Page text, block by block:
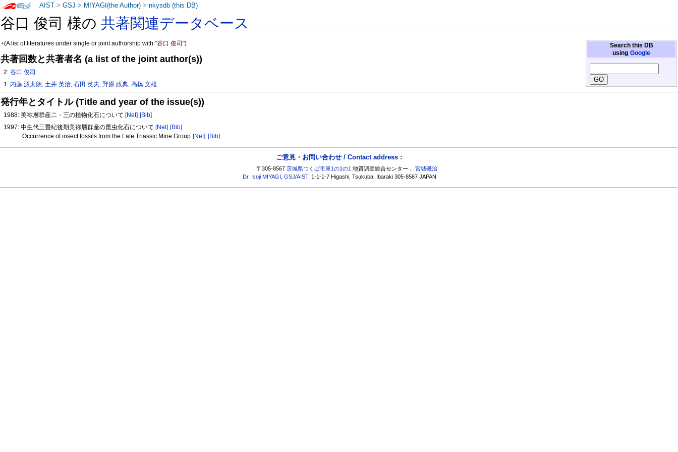
谷口 俊司 様の共著関連データベース
Search this DB
using Google
+(A list of literatures under single or joint authorship with"谷口 俊司")
共著回数と共著者名 (a list of the joint author(s))
2:谷口 俊司
1: 内藤 源太朗,土井 英治,石田 英夫,野原 政典,高橋 文雄
発行年とタイトル (Title and year of the issue(s))
1988: 美祢層群産二・三の植物化石について [Net] [Bib]
1997: 中生代三畳紀後期美祢層群産の昆虫化石について [Net] [Bib]
Occurrence of insect fossils from the Late Triassic Mine Group [Net] [Bib]
AIST >GSJ > MIYAGI(the Author) >nkysdb (this DB)
ご意見・お問い合わせ / Contact address :
〒305-8567茨城県つくば市東1の1の1 地質調査総合センター，宮城磯治
Dr. Isoji MIYAGI ,GSJ/AIST, 1-1-1-7 Higashi, Tsukuba, Ibaraki 305-8567 JAPAN